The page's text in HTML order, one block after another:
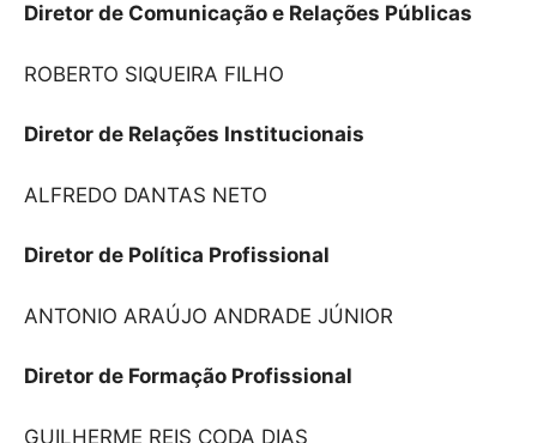
Diretor de Comunicação e Relações Públicas
ROBERTO SIQUEIRA FILHO
Diretor de Relações Institucionais
ALFREDO DANTAS NETO
Diretor de Política Profissional
ANTONIO ARAÚJO ANDRADE JÚNIOR
Diretor de Formação Profissional
GUILHERME REIS CODA DIAS